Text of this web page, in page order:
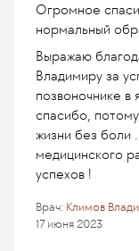
Огромное
нормальный
Выражаю
Владимиру за
позвоночнике
спасибо,
жизни без боли
медицинского
успехов !
Врач: Климов
17 июня 2023